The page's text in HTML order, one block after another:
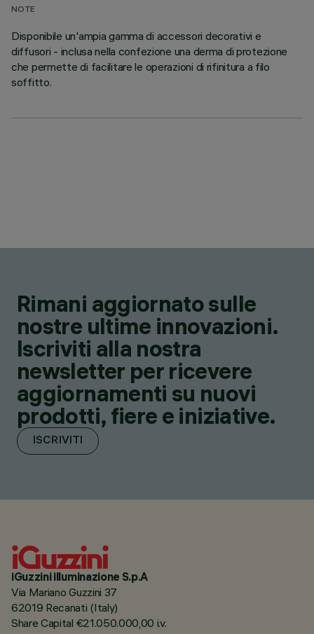
NOTE
Disponibile un'ampia gamma di accessori decorativi e
diffusori - inclusa nella confezione una derma di protezione
che permette di facilitare le operazioni di rifinitura a filo
soffitto.
Rimani aggiornato sulle
nostre ultime innovazioni.
Iscriviti alla nostra
newsletter per ricevere
aggiornamenti su nuovi
prodotti, fiere e iniziative.
ISCRIVITI
iGuzzini illuminazione S.p.A
Via Mariano Guzzini 37
62019 Recanati (Italy)
Share Capital €21.050.000,00 i.v.